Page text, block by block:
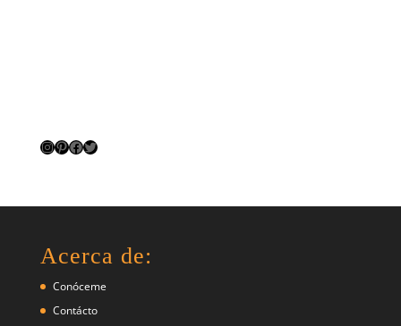
Instagram
Pinterest
Facebook
Twitter
Acerca de:
Conóceme
Contácto